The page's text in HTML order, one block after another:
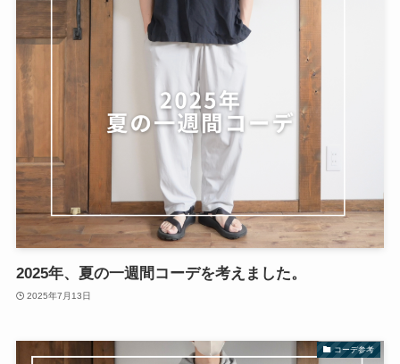
2025年、夏の一週間コーデを考えました。
2025年7月13日
コーデ参考